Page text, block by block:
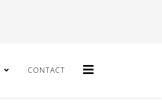
CONTACT